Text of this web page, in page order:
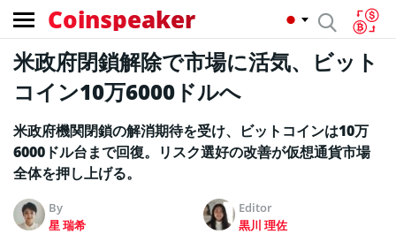
Coinspeaker
米政府閉鎖解除で市場に活気、ビット
コイン10万6000ドルへ
米政府機関閉鎖の解消期待を受け、ビットコインは10万
6000ドル台まで回復。リスク選好の改善が仮想通貨市場
全体を押し上げる。
By
星 瑞希
Editor
黒川 理佐